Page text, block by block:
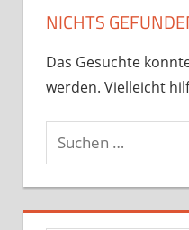
NICHTS
Das Gesuchte
werden. Vielleicht